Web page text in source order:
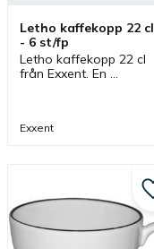
Letho kaffekopp 22 cl
- 6 st/fp
Letho kaffekopp 22 cl
från Exxent. En
flera delar finns.
Exxent
i favoriter